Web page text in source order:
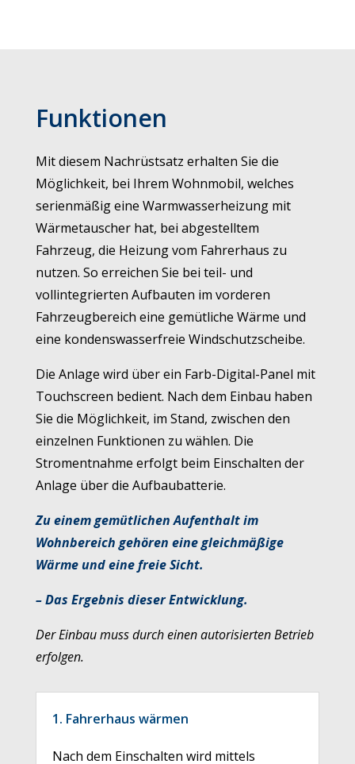
Funktionen
Mit diesem Nachrüstsatz erhalten Sie die
Möglichkeit, bei Ihrem Wohnmobil, welches
serienmäßig eine Warmwasserheizung mit
Wärmetauscher hat, bei abgestelltem
Fahrzeug, die Heizung vom Fahrerhaus zu
nutzen. So erreichen Sie bei teil- und
vollintegrierten Aufbauten im vorderen
Fahrzeugbereich eine gemütliche Wärme und
eine kondenswasserfreie Windschutzscheibe.
Die Anlage wird über ein Farb-Digital-Panel mit
Touchscreen bedient. Nach dem Einbau haben
Sie die Möglichkeit, im Stand, zwischen den
einzelnen Funktionen zu wählen. Die
Stromentnahme erfolgt beim Einschalten der
Anlage über die Aufbaubatterie.
Zu einem gemütlichen Aufenthalt im
Wohnbereich gehören eine gleichmäßige
Wärme und eine freie Sicht.
–Das Ergebnis dieser Entwicklung.
Der Einbau muss durch einen autorisierten Betrieb
erfolgen.
1. Fahrerhaus wärmen
Nach dem Einschalten wird mittels